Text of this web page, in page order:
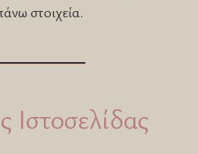
στοιχεία.
Ιστοσελίδας